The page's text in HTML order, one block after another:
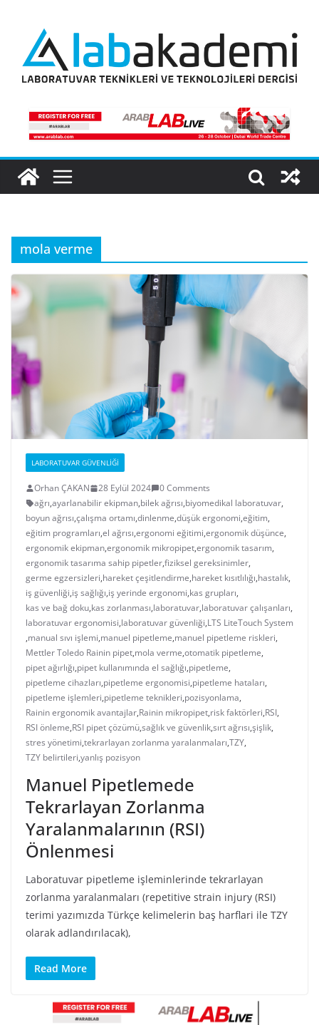
content
mola verme
LABORATUVAR GÜVENLIĞI
Orhan ÇAKAN 28 Eylül 2024
0 Comments
ağrı,ayarlanabilir ekipman,bilek ağrısı,biyomedikal laboratuvar,
boyun ağrısı,çalışma ortamı,dinlenme,düşük ergonomi,eğitim,
eğitim programları,el ağrısı,ergonomi eğitimi,ergonomik düşünce,
ergonomik ekipman,ergonomik mikropipet,ergonomik tasarım,
ergonomik tasarıma sahip pipetler,fiziksel gereksinimler,
germe egzersizleri,hareket çeşitlendirme,hareket kısıtlılığı,hastalık,
iş güvenliği,iş sağlığı,iş yerinde ergonomi,kas grupları,
kas ve bağ doku,kas zorlanması,laboratuvar,laboratuvar çalışanları,
laboratuvar ergonomisi,laboratuvar güvenliği,LTS LiteTouch System
,manual sıvı işlemi,manuel pipetleme,manuel pipetleme riskleri,
Mettler Toledo Rainin pipet,mola verme,otomatik pipetleme,
pipet ağırlığı,pipet kullanımında el sağlığı,pipetleme,
pipetleme cihazları,pipetleme ergonomisi,pipetleme hataları,
pipetleme işlemleri,pipetleme teknikleri,pozisyonlama,
Rainin ergonomik avantajlar,Rainin mikropipet,risk faktörleri,RSI,
RSI önleme,RSI pipet çözümü,sağlık ve güvenlik,sırt ağrısı,şişlik,
stres yönetimi,tekrarlayan zorlanma yaralanmaları,TZY,
TZY belirtileri,yanlış pozisyon
Manuel Pipetlemede
Tekrarlayan Zorlanma
Yaralanmalarının (RSI)
Önlenmesi
Laboratuvar pipetleme işleminlerinde tekrarlayan
zorlanma yaralanmaları (repetitive strain injury (RSI)
terimi yazımızda Türkçe kelimelerin baş harflari ile TZY
olarak adlandırılacak),
Read More